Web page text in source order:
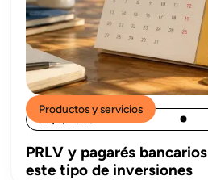
Productos y servicios
22/7/2026
PRLV y pagarés
este tipo de inversiones